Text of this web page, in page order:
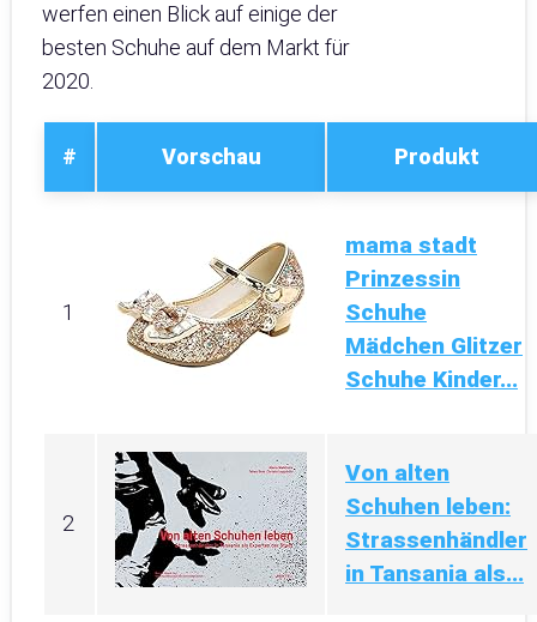
werfen einen Blick auf einige der
besten Schuhe auf dem Markt für
2020.
# Vorschau Produkt
1
mama stadt
Prinzessin
Schuhe
Mädchen Glitzer
Schuhe Kinder...
2
Von alten
Schuhen leben:
Strassenhändler
in Tansania als...